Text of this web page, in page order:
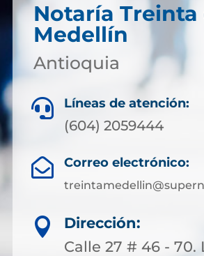
Notaría Treinta
Medellín
Antioquia
 Líneas de atención:
(604) 2059444
 Correo electrónico:

Dirección:
Calle 27 # 46 - 70.